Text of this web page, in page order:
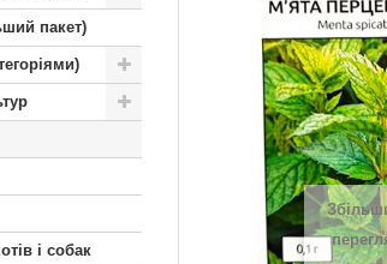
пакет)
і собак